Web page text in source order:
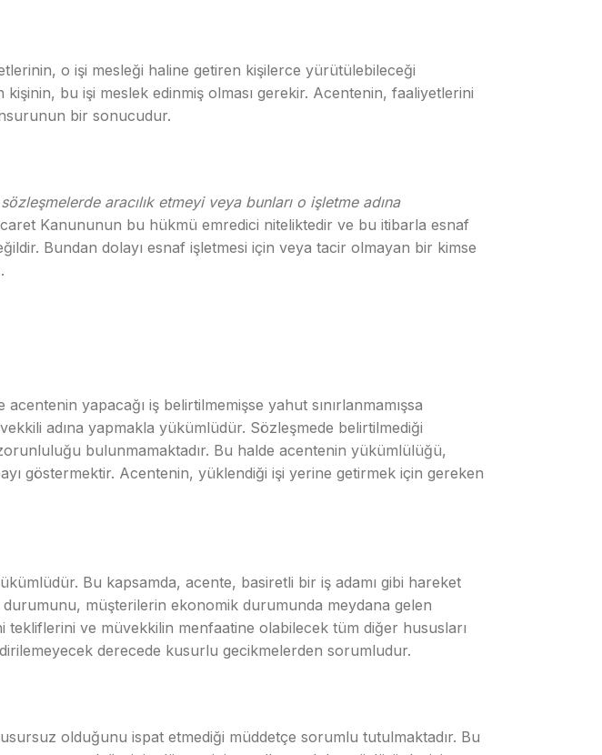
o işi mesleği haline getiren kişilerce yürütülebileceği
kişinin, bu işi meslek edinmiş olması gerekir. Acentenin, faaliyetlerini
bir sonucudur.
aracılık etmeyi veya bunları o işletme adına
Kanununun bu hükmü emredici niteliktedir ve bu itibarla esnaf
Bundan dolayı esnaf işletmesi için veya tacir olmayan bir kimse
yapacağı iş belirtilmemişse yahut sınırlanmamışsa
adına yapmakla yükümlüdür. Sözleşmede belirtilmediği
bulunmamaktadır. Bu halde acentenin yükümlülüğü,
göstermektir. Acentenin, yüklendiği işi yerine getirmek için gereken
Bu kapsamda, acente, basiretli bir iş adamı gibi hareket
müşterilerin ekonomik durumunda meydana gelen
tekliflerini ve müvekkilin menfaatine olabilecek tüm diğer hususları
derecede kusurlu gecikmelerden sorumludur.
olduğunu ispat etmediği müddetçe sorumlu tutulmaktadır. Bu